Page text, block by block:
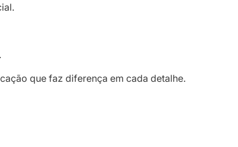
que faz diferença em cada detalhe.